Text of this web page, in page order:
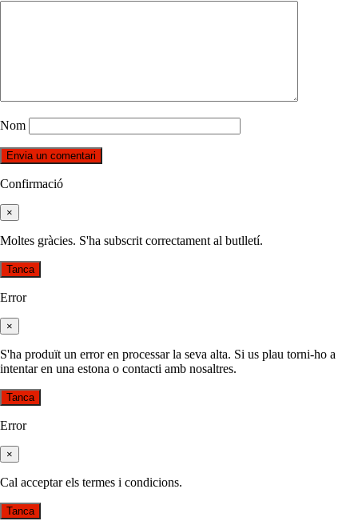
Nom
Confirmació
×
Moltes gràcies. S'ha subscrit correctament al butlletí.
Tanca
Error
×
S'ha produït un error en processar la seva alta. Si us plau torni-ho a
intentar en una estona o contacti amb nosaltres.
Tanca
Error
×
Cal acceptar els termes i condicions.
Tanca